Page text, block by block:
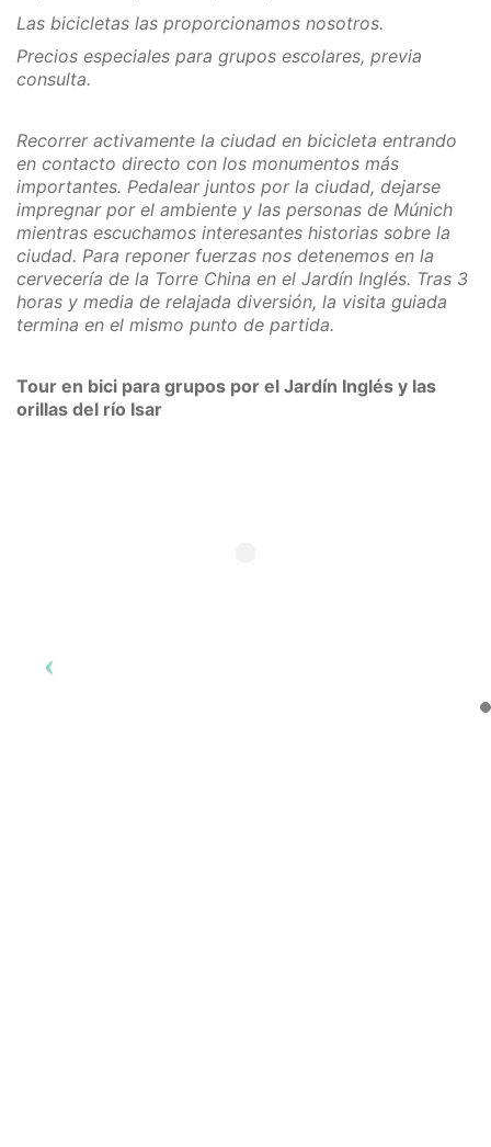
Las bicicletas las proporcionamos nosotros.
Precios especiales para grupos escolares, previa
consulta.
Recorrer activamente la ciudad en bicicleta entrando
en contacto directo con los monumentos más
importantes. Pedalear juntos por la ciudad, dejarse
impregnar por el ambiente y las personas de Múnich
mientras escuchamos interesantes historias sobre la
ciudad. Para reponer fuerzas nos detenemos en la
cervecería de la Torre China en el Jardín Inglés. Tras 3
horas y media de relajada diversión, la visita guiada
termina en el mismo punto de partida.
Tour en bici para grupos por el Jardín Inglés y las
orillas del río Isar